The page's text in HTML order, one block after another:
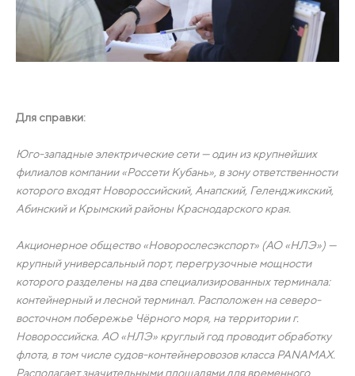
Для справки:
Юго-западные электрические сети — один из крупнейших
филиалов компании «Россети Кубань», в зону ответственности
которого входят Новороссийский, Анапский, Геленджикский,
Абинский и Крымский районы Краснодарского края.
Акционерное общество «Новорослесэкспорт» (АО «НЛЭ») —
крупный универсальный порт, перегрузочные мощности
которого разделены на два специализированных терминала:
контейнерный и лесной терминал. Расположен на северо-
восточном побережье Чёрного моря, на территории г.
Новороссийска. АО «НЛЭ» круглый год проводит обработку
флота, в том числе судов-контейнеровозов класса PANAMAX.
Располагает значительными площадями для временного